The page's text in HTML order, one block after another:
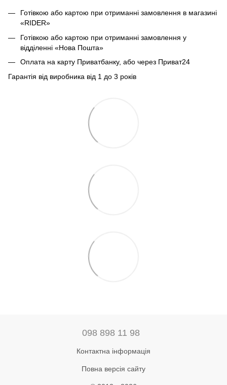
Готівкою або картою при отриманні замовлення в магазині
«RIDER»
Готівкою або картою при отриманні замовлення у
відділенні «Нова Пошта»
Оплата на карту Приватбанку, або через Приват24
Гарантія від виробника від 1 до 3 років
098 898 11 98
Контактна інформація
Повна версія сайту